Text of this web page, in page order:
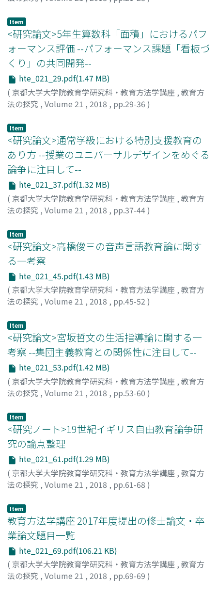
Item
<研究論文>5年生算数科「面積」におけるパフ
ォーマンス評価 --パフォーマンス課題「看板づ
くり」の共同開発--
hte_021_29.pdf(1.47 MB)
( 京都大学大学院教育学研究科・教育方法学講座 , 教育方
法の探究 , Volume 21 , 2018 , pp.29-36 )
Item
<研究論文>通常学級における特別支援教育の
あり方 --授業のユニバーサルデザインをめぐる
論争に注目して--
hte_021_37.pdf(1.32 MB)
( 京都大学大学院教育学研究科・教育方法学講座 , 教育方
法の探究 , Volume 21 , 2018 , pp.37-44)
Item
<研究論文>高橋俊三の音声言語教育論に関す
る一考察
hte_021_45.pdf(1.43 MB)
( 京都大学大学院教育学研究科・教育方法学講座 , 教育方
法の探究 , Volume 21 , 2018 , pp.45-52 )
Item
<研究論文>宮坂哲文の生活指導論に関する一
考察 --集団主義教育との関係性に注目して--
hte_021_53.pdf(1.42 MB)
( 京都大学大学院教育学研究科・教育方法学講座 , 教育方
法の探究 , Volume 21 , 2018 , pp.53-60 )
Item
<研究ノート>19世紀イギリス自由教育論争研
究の論点整理
hte_021_61.pdf(1.29 MB)
( 京都大学大学院教育学研究科・教育方法学講座 , 教育方
法の探究 , Volume 21 , 2018 , pp.61-68 )
Item
教育方法学講座 2017年度提出の修士論文・卒
業論文題目一覧
hte_021_69.pdf(106.21 KB)
( 京都大学大学院教育学研究科・教育方法学講座 , 教育方
法の探究 , Volume 21 , 2018 , pp.69-69 )